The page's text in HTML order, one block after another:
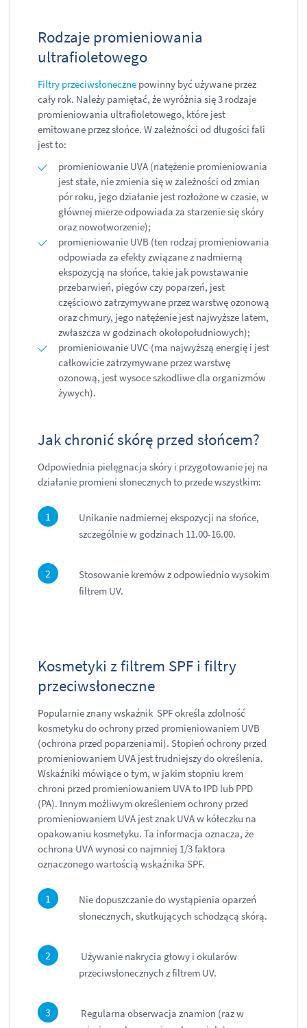
Rodzaje promieniowania
ultrafioletowego
Filtry przeciwsłoneczne powinny być używane przez
cały rok. Należy pamiętać, że wyróżnia się 3 rodzaje
promieniowania ultrafioletowego, które jest
emitowane przez słońce. W zależności od długości fali
jest to:
promieniowanie UVA (natężenie promieniowania
jest stałe, nie zmienia się w zależności od zmian
pór roku, jego działanie jest rozłożone w czasie, w
głównej mierze odpowiada za starzenie się skóry
oraz nowotworzenie);
promieniowanie UVB (ten rodzaj promieniowania
odpowiada za efekty związane z nadmierną
ekspozycją na słońce, takie jak powstawanie
przebarwień, piegów czy poparzeń, jest
częściowo zatrzymywane przez warstwę ozonową
oraz chmury, jego natężenie jest najwyższe latem,
zwłaszcza w godzinach okołopołudniowych);
promieniowanie UVC (ma najwyższą energię i jest
całkowicie zatrzymywane przez warstwę
ozonową, jest wysoce szkodliwe dla organizmów
żywych).
Jak chronić skórę przed słońcem?
Odpowiednia pielęgnacja skóry i przygotowanie jej na
działanie promieni słonecznych to przede wszystkim:
Unikanie nadmiernej ekspozycji na słońce,
szczególnie w godzinach 11.00-16.00.
Stosowanie kremów z odpowiednio wysokim
filtrem UV.
Kosmetyki z filtrem SPF i filtry
przeciwsłoneczne
Popularnie znany wskaźnik SPF określa zdolność
kosmetyku do ochrony przed promieniowaniem UVB
(ochrona przed poparzeniami). Stopień ochrony przed
promieniowaniem UVA jest trudniejszy do określenia.
Wskaźniki mówiące o tym, w jakim stopniu krem
chroni przed promieniowaniem UVA to IPD lub PPD
(PA). Innym możliwym określeniem ochrony przed
promieniowaniem UVA jest znak UVA w kółeczku na
opakowaniu kosmetyku. Ta informacja oznacza, że
ochrona UVA wynosi co najmniej 1/3 faktora
oznaczonego wartością wskaźnika SPF.
Nie dopuszczanie do wystąpienia oparzeń
słonecznych, skutkujących schodzącą skórą.
Używanie nakrycia głowy i okularów
przeciwsłonecznych z filtrem UV.
Regularna obserwacja znamion (raz w